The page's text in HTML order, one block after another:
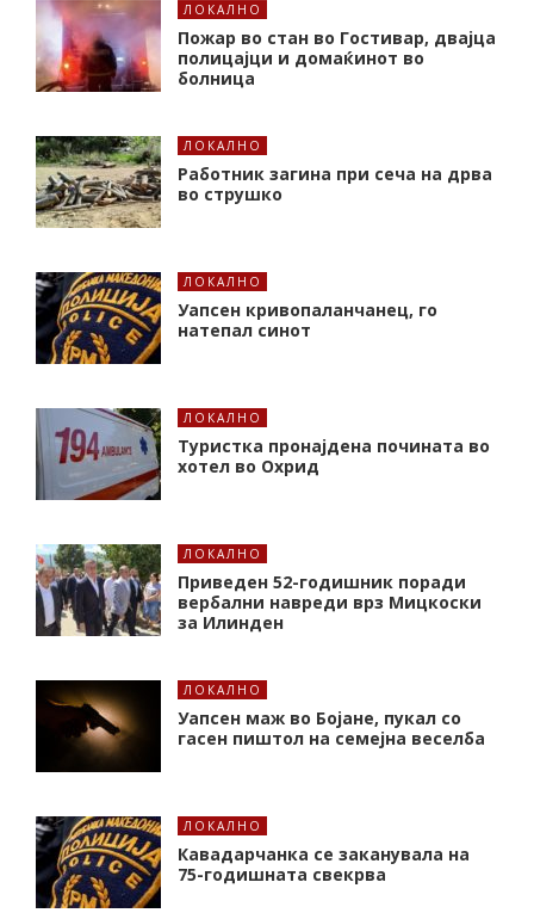
ЛОКАЛНО
Пожар во стан во Гостивар, двајца
полицајци и домаќинот во
болница
ЛОКАЛНО
Работник загина при сеча на дрва
во струшко
ЛОКАЛНО
Уапсен кривопаланчанец, го
натепал синот
ЛОКАЛНО
Туристка пронајдена почината во
хотел во Охрид
ЛОКАЛНО
Приведен 52-годишник поради
вербални навреди врз Мицкоски
за Илинден
ЛОКАЛНО
Уапсен маж во Бојане, пукал со
гасен пиштол на семејна веселба
ЛОКАЛНО
Кавадарчанка се заканувала на
75-годишната свекрва